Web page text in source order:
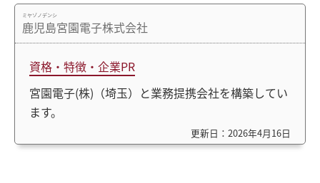
ミヤゾノデンシ
鹿児島宮園電子株式会社
資格・特徴・企業PR
宮園電子(株)（埼玉）と業務提携会社を構築してい
ます。
更新日：2026年4月16日